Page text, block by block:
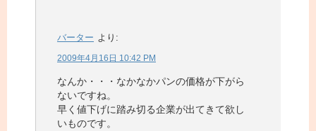
バーター より:
2009年4月16日 10:42 PM
なんか・・・なかなかパンの価格が下がら
ないですね。
早く値下げに踏み切る企業が出てきて欲し
いものです。